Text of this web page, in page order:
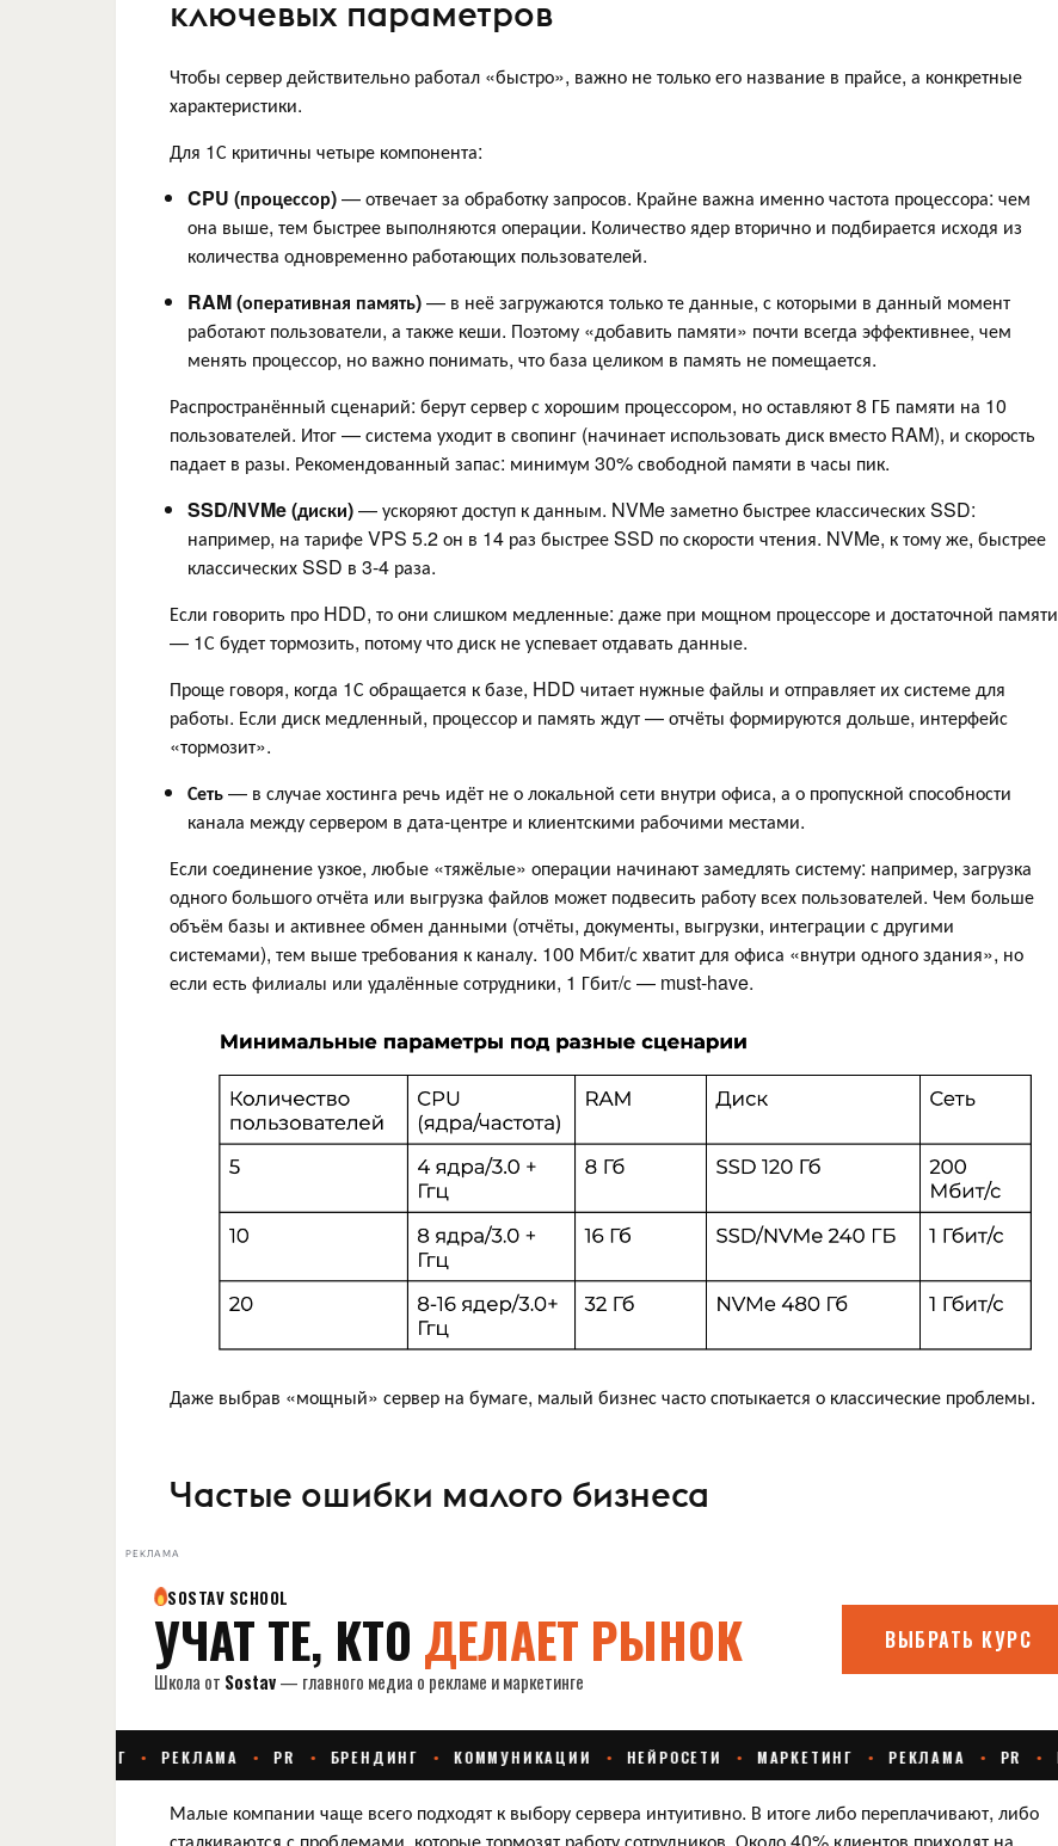
ключевых параметров
Чтобы сервер действительно работал «быстро», важно не только его название в прайсе, а конкретные
характеристики.
Для 1С критичны четыре компонента:
CPU (процессор)— отвечает за обработку запросов. Крайне важна именно частота процессора: чем
она выше, тем быстрее выполняются операции. Количество ядер вторично и подбирается исходя из
количества одновременно работающих пользователей.
RAM (оперативная память)— в неё загружаются только те данные, с которыми в данный момент
работают пользователи, а также кеши. Поэтому «добавить памяти» почти всегда эффективнее, чем
менять процессор, но важно понимать, что база целиком в память не помещается.
Распространённый сценарий: берут сервер с хорошим процессором, но оставляют 8 ГБ памяти на 10
пользователей. Итог — система уходит в свопинг (начинает использовать диск вместо RAM), и скорость
падает в разы. Рекомендованный запас: минимум 30% свободной памяти в часы пик.
SSD/NVMe (диски)— ускоряют доступ к данным. NVMe заметно быстрее классических SSD:
например, на тарифе VPS 5.2 он в 14 раз быстрее SSD по скорости чтения. NVMe, к тому же, быстрее
классических SSD в 3-4 раза.
Если говорить про HDD, то они слишком медленные: даже при мощном процессоре и достаточной памяти
— 1С будет тормозить, потому что диск не успевает отдавать данные.
Проще говоря, когда 1С обращается к базе, HDD читает нужные файлы и отправляет их системе для
работы. Если диск медленный, процессор и память ждут — отчёты формируются дольше, интерфейс
«тормозит».
Сеть— в случае хостинга речь идёт не о локальной сети внутри офиса, а о пропускной способности
канала между сервером в дата-центре и клиентскими рабочими местами.
Если соединение узкое, любые «тяжёлые» операции начинают замедлять систему: например, загрузка
одного большого отчёта или выгрузка файлов может подвесить работу всех пользователей. Чем больше
объём базы и активнее обмен данными (отчёты, документы, выгрузки, интеграции с другими
системами), тем выше требования к каналу. 100 Мбит/с хватит для офиса «внутри одного здания», но
если есть филиалы или удалённые сотрудники, 1 Гбит/с — must-have.
Даже выбрав «мощный» сервер на бумаге, малый бизнес часто спотыкается о классические проблемы.
Частые ошибки малого бизнеса
РЕКЛАМА
Малые компании чаще всего подходят к выбору сервера интуитивно. В итоге либо переплачивают, либо